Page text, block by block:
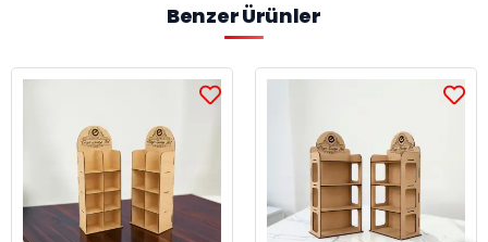
Benzer Ürünler